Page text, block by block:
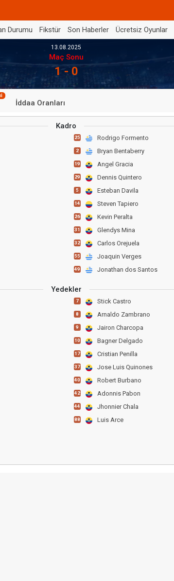
Durumu Fikstür Son Haberler Ücretsiz Oyunlar
13.08.2025
Maç Sonu
1 - 0
İddaa Oranları
Kadro
25 Rodrigo Formento
2 Bryan Bentaberry
19 Angel Gracia
29 Dennis Quintero
5 Esteban Davila
14 Steven Tapiero
26 Kevin Peralta
31 Glendys Mina
32 Carlos Orejuela
55 Joaquin Verges
49 Jonathan dos Santos
Yedekler
7 Stick Castro
8 Arnaldo Zambrano
9 Jairon Charcopa
10 Bagner Delgado
17 Cristian Penilla
37 Jose Luis Quinones
40 Robert Burbano
42 Adonnis Pabon
44 Jhonnier Chala
88 Luis Arce